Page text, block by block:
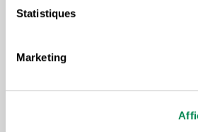
Statistiques
Marketing
sociaux, et avec formulaires
Notez que le remboursement
Dates et lieux